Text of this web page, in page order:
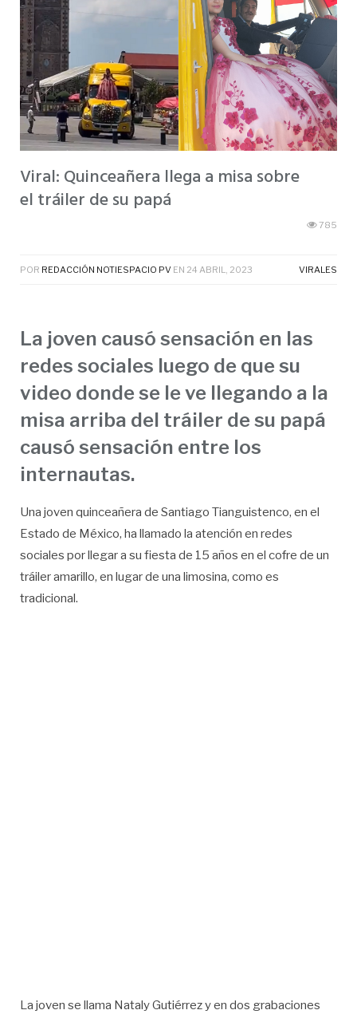
Viral: Quinceañera llega a misa sobre
el tráiler de su papá
785
POR REDACCIÓN NOTIESPACIO PV EN 24 ABRIL, 2023 VIRALES
La joven causó sensación en las
redes sociales luego de que su
video donde se le ve llegando a la
misa arriba del tráiler de su papá
causó sensación entre los
internautas.
Una joven quinceañera de Santiago Tianguistenco, en el
Estado de México, ha llamado la atención en redes
sociales por llegar a su fiesta de 15 años en el cofre de un
tráiler amarillo, en lugar de una limosina, como es
tradicional.
La joven se llama Nataly Gutiérrez y en dos grabaciones